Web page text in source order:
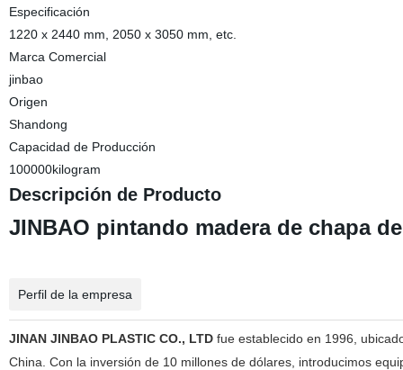
Especificación
1220 x 2440 mm, 2050 x 3050 mm, etc.
Marca Comercial
jinbao
Origen
Shandong
Capacidad de Producción
100000kilogram
Descripción de Producto
JINBAO pintando madera de chapa
Perfil de la empresa
JINAN JINBAO PLASTIC CO., LTDfue establecido en 1996,
China. Con la inversión de 10 millones de dólares, introducimos